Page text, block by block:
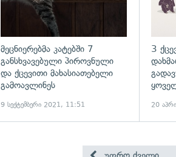
მეცნიერებმა კატებში 7
განსხვავებული პიროვნული
და ქცევითი მახასიათებელი
გამოავლინეს
9 სექტემბერი 2021, 11:51
3
20